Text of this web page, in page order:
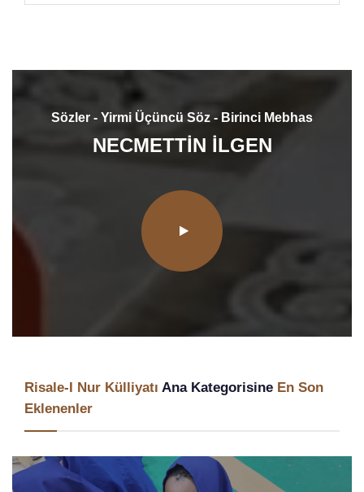
Sözler - Yirmi Üçüncü Söz - Birinci Mebhas
NECMETTİN İLGEN
Risale-I Nur Külliyatı Ana Kategorisine En Son
Eklenenler